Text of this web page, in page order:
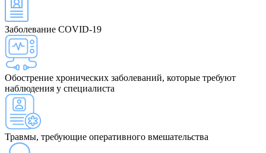
Заболевание COVID-19
Обострение хронических заболеваний, которые требуют
наблюдения у специалиста
Травмы, требующие оперативного вмешательства